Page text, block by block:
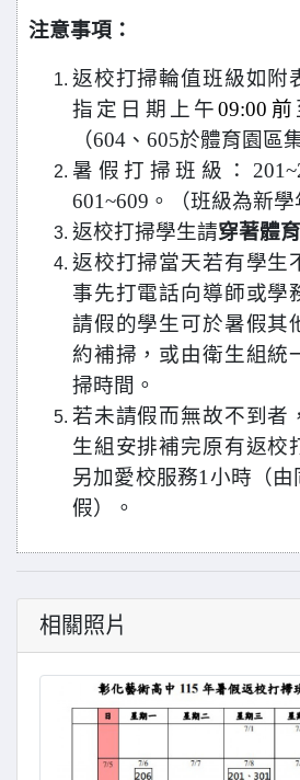
注意事項：
返校打掃輪值班級如附
指定日期上午09:00 前
（604 、 605於體育園區
暑假打掃班級：
601~609 。（班級為新學
返校打掃學生請穿著體
返校打掃當天若有學生
事先打電話向導師或學
請假的學生可於暑假其
約補掃，或由衛生組統
掃時間。
若未請假而無故不到者
生組安排補完原有返校
另加愛校服務1 小時（由
假）。
相關照片